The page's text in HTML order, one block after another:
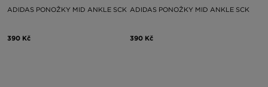
ADIDAS PONOŽKY MID ANKLE SCK
390 Kč
ADIDAS PONOŽKY MID ANKLE SCK
390 Kč